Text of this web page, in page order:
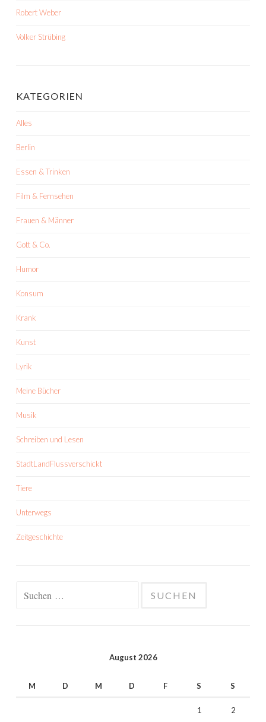
Robert Weber
Volker Strübing
KATEGORIEN
Alles
Berlin
Essen & Trinken
Film & Fernsehen
Frauen & Männer
Gott & Co.
Humor
Konsum
Krank
Kunst
Lyrik
Meine Bücher
Musik
Schreiben und Lesen
StadtLandFlussverschickt
Tiere
Unterwegs
Zeitgeschichte
August 2026
M D M D F S S
1 2